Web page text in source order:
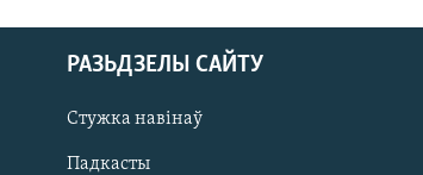
РАЗЬДЗЕЛЫ САЙТУ
Стужка навінаў
Падкасты